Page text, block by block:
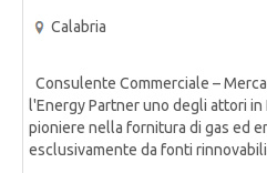
Calabria
Consulente Commerciale –
l'Energy Partner uno degli attori
pioniere nella fornitura di gas ed
esclusivamente da fonti